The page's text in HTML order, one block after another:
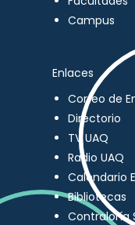
Campus
Enlaces
Correo de
Directorio
TV UAQ
Radio UAQ
Calendario
Bibliotecas
Contraloría